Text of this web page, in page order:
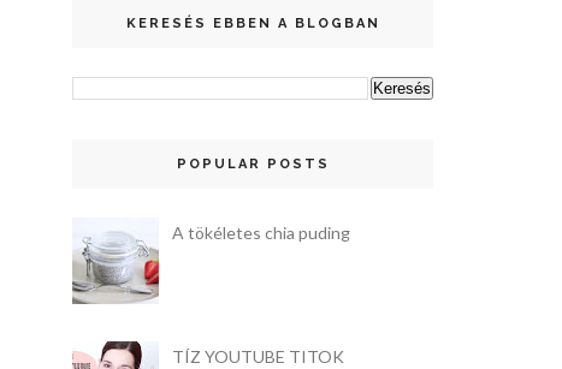
KERESÉS EBBEN A BLOGBAN
POPULAR POSTS
A tökéletes chia puding
TÍZ YOUTUBE TITOK